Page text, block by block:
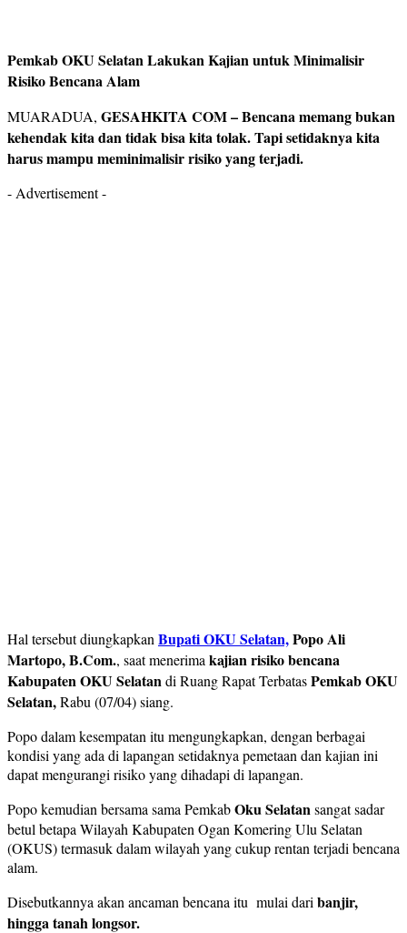
Pemkab OKU Selatan Lakukan Kajian untuk Minimalisir
Risiko Bencana Alam
MUARADUA, GESAHKITA COM – Bencana memang bukan
kehendak kita dan tidak bisa kita tolak. Tapi setidaknya kita
harus mampu meminimalisir risiko yang terjadi.
- Advertisement -
Hal tersebut diungkapkan Bupati OKU Selatan,Popo Ali
Martopo, B.Com., saat menerima kajian risiko bencana
Kabupaten OKU Selatandi Ruang Rapat TerbatasPemkab OKU
Selatan,Rabu (07/04) siang.
Popo dalam kesempatan itu mengungkapkan, dengan berbagai
kondisi yang ada di lapangan setidaknya pemetaan dan kajian ini
dapat mengurangi risiko yang dihadapi di lapangan.
Popo kemudian bersama sama PemkabOku Selatansangat sadar
betul betapa Wilayah Kabupaten Ogan Komering Ulu Selatan
(OKUS) termasuk dalam wilayah yang cukup rentan terjadi bencana
alam.
Disebutkannya akan ancaman bencana itu mulai dari banjir,
hingga tanah longsor.